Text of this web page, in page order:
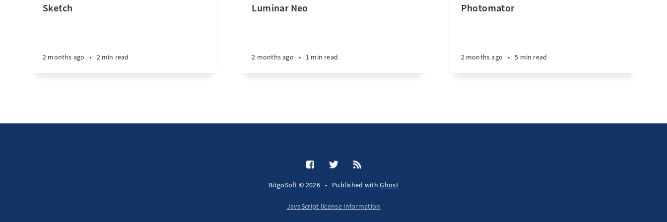
Sketch
2 months ago • 2 min read
Luminar Neo
2 months ago • 1 min read
Photomator
2 months ago • 5 min read
BitgoSoft © 2026 • Published withGhost
JavaScript license information